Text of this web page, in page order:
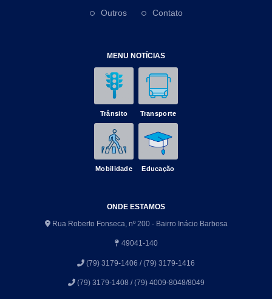
Outros
Contato
MENU NOTÍCIAS
Trânsito Transporte
Mobilidade Educação
ONDE ESTAMOS
Rua Roberto Fonseca, nº 200 - Bairro Inácio Barbosa
49041-140
(79) 3179-1406 / (79) 3179-1416
(79) 3179-1408 / (79) 4009-8048/8049